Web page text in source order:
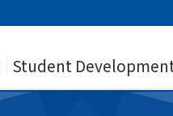
Student